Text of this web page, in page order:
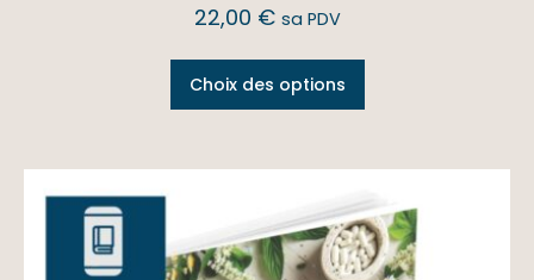
22,00 € sa PDV
Choix des options